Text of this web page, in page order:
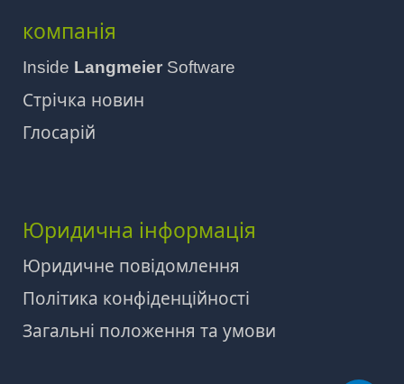
компанія
Inside Langmeier Software
Стрічка новин
Глосарій
Юридична інформація
Юридичне повідомлення
Політика конфіденційності
Загальні положення та умови